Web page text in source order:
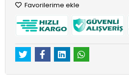
Favorilerime ekle